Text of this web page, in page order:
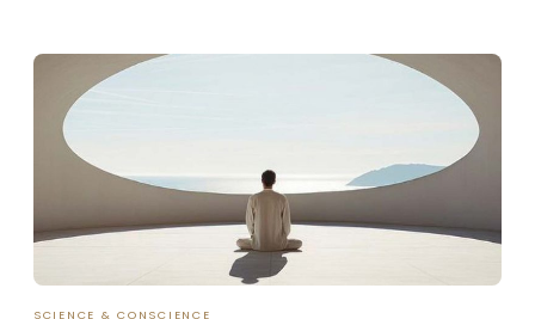
SCIENCE & CONSCIENCE